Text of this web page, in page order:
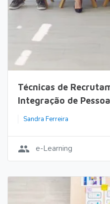
Técnicas de
Integração de
Sandra Ferreira
group e-Learning